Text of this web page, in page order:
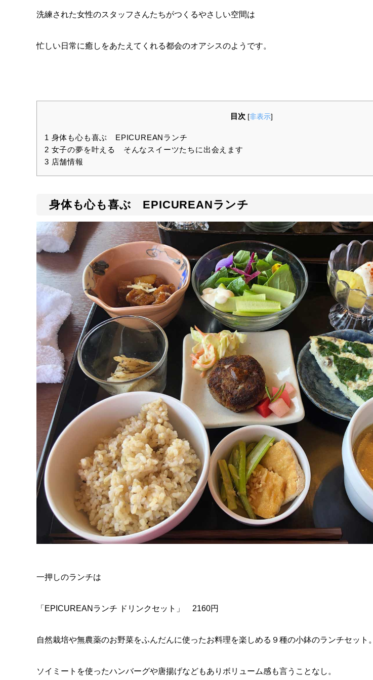
洗練された女性のスタッフさんたちがつくるやさしい空間は
忙しい日常に癒しをあたえてくれる都会のオアシスのようです。
目次 [非表示]
1 身体も心も喜ぶ EPICUREANランチ
2 女子の夢を叶える そんなスイーツたちに出会えます
3 店舗情報
身体も心も喜ぶ EPICUREANランチ
一押しのランチは
「EPICUREANランチ ドリンクセット」 2160円
自然栽培や無農薬のお野菜をふんだんに使ったお料理を楽しめる９種の小鉢のランチセット。
ソイミートを使ったハンバーグや唐揚げなどもありボリューム感も言うことなし。